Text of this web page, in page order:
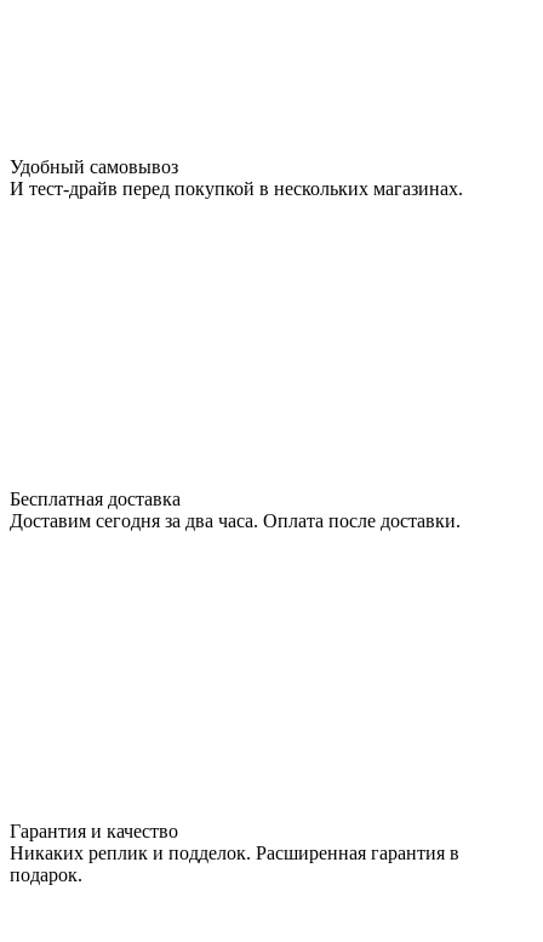
Удобный самовывоз
И тест-драйв перед покупкой в нескольких магазинах.
Бесплатная доставка
Доставим сегодня за два часа. Оплата после доставки.
Гарантия и качество
Никаких реплик и подделок. Расширенная гарантия в
подарок.